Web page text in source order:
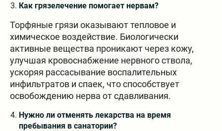
Как грязелечение помогает нервам?
Торфяные грязи оказывают тепловое и
химическое воздействие. Биологически
активные вещества проникают через кожу,
улучшая кровоснабжение нервного ствола,
ускоряя рассасывание воспалительных
инфильтратов и спаек, что способствует
освобождению нерва от сдавливания.
Нужно ли отменять лекарства на время
пребывания в санатории?